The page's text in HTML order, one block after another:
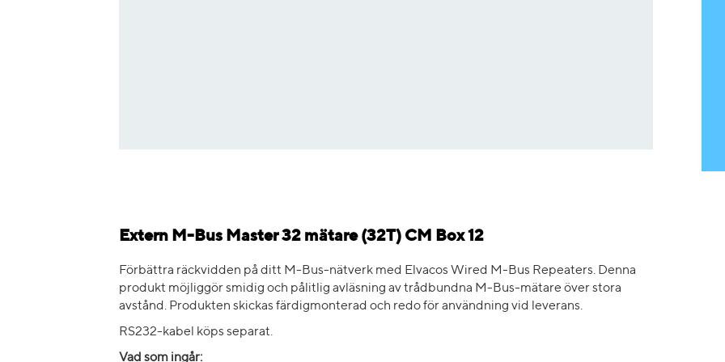
Extern M-Bus Master 32 mätare (32T) CM Box 12
Förbättra räckvidden på ditt M-Bus-nätverk med Elvacos Wired M-Bus Repeaters. Denna
produkt möjliggör smidig och pålitlig avläsning av trådbundna M-Bus-mätare över stora
avstånd. Produkten skickas färdigmonterad och redo för användning vid leverans.
RS232-kabel köps separat.
Vad som ingår: